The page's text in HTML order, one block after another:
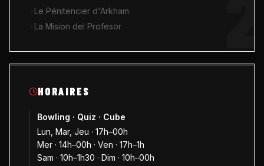
HORAIRES
Bowling · Quiz · Cube
Lun, Mar, Jeu · 17h–00h
Mer · 14h–00h · Ven · 17h–1h
Sam · 10h–1h30 · Dim · 10h–00h
Le Pénitencier d'Arkham
La Mision del Profesor